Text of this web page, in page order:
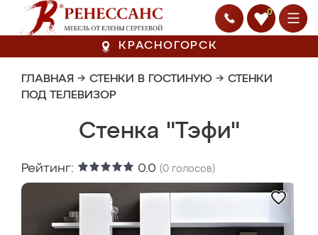
0
КРАСНОГОРСК
ГЛАВНАЯ → СТЕНКИ В ГОСТИНУЮ → СТЕНКИ
ПОД ТЕЛЕВИЗОР
Стенка "Тэфи"
Рейтинг: 0.0 (0 голосов)